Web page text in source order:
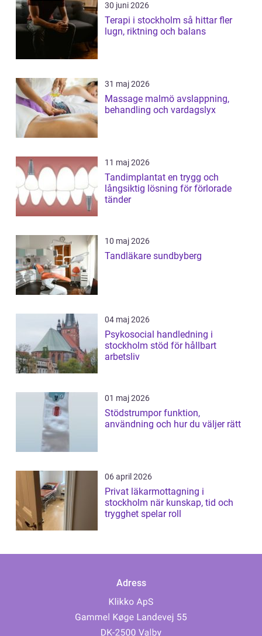
30 juni 2026
Terapi i stockholm så hittar fler
lugn, riktning och balans
31 maj 2026
Massage malmö avslappning,
behandling och vardagslyx
11 maj 2026
Tandimplantat en trygg och
långsiktig lösning för förlorade
tänder
10 maj 2026
Tandläkare sundbyberg
04 maj 2026
Psykosocial handledning i
stockholm stöd för hållbart
arbetsliv
01 maj 2026
Stödstrumpor funktion,
användning och hur du väljer rätt
06 april 2026
Privat läkarmottagning i
stockholm när kunskap, tid och
trygghet spelar roll
Adress